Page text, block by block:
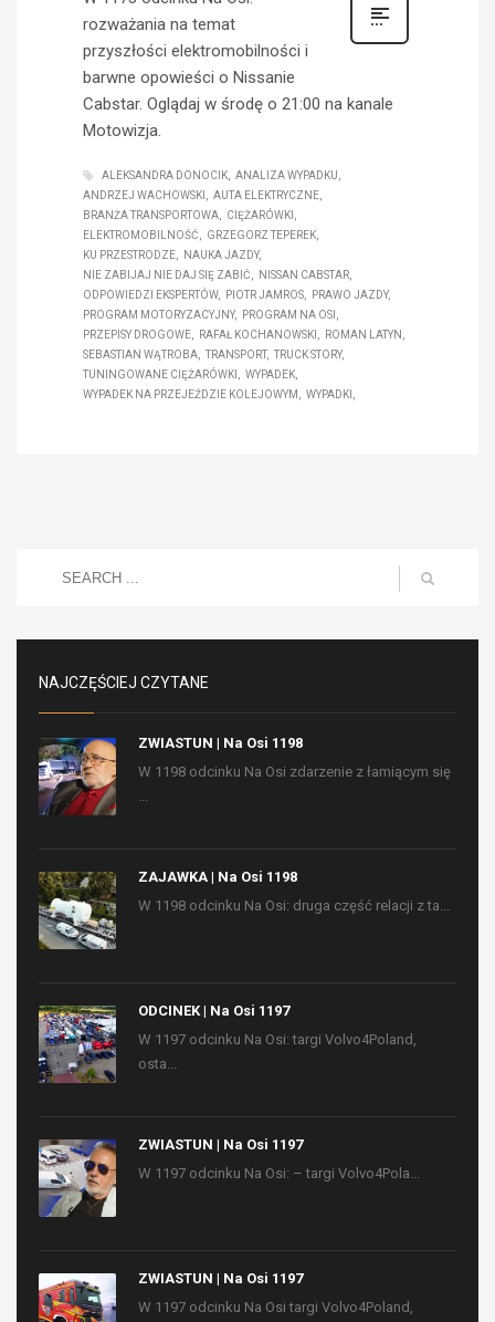
rozważania na temat
przyszłości elektromobilności i
barwne opowieści o Nissanie
Cabstar. Oglądaj w środę o 21:00 na kanale
Motowizja.
ALEKSANDRA DONOCIK
ANALIZA WYPADKU
ANDRZEJ WACHOWSKI
AUTA ELEKTRYCZNE
BRANŻA TRANSPORTOWA
CIĘŻARÓWKI
ELEKTROMOBILNOŚĆ
GRZEGORZ TEPEREK
KU PRZESTRODZE
NAUKA JAZDY
NIE ZABIJAJ NIE DAJ SIĘ ZABIĆ
NISSAN CABSTAR
ODPOWIEDZI EKSPERTÓW
PIOTR JAMROS
PRAWO JAZDY
PROGRAM MOTORYZACYJNY
PROGRAM NA OSI
PRZEPISY DROGOWE
RAFAŁ KOCHANOWSKI
ROMAN LATYN
SEBASTIAN WĄTROBA
TRANSPORT
TRUCK STORY
TUNINGOWANE CIĘŻARÓWKI
WYPADEK
WYPADEK NA PRZEJEŹDZIE KOLEJOWYM
WYPADKI
NAJCZĘŚCIEJ CZYTANE
ZWIASTUN | Na Osi 1198
W 1198 odcinku Na Osi zdarzenie z łamiącym się
...
ZAJAWKA | Na Osi 1198
W 1198 odcinku Na Osi: druga część relacji z ta...
ODCINEK | Na Osi 1197
W 1197 odcinku Na Osi: targi Volvo4Poland,
osta...
ZWIASTUN | Na Osi 1197
W 1197 odcinku Na Osi: – targi Volvo4Pola...
ZWIASTUN | Na Osi 1197
W 1197 odcinku Na Osi targi Volvo4Poland,